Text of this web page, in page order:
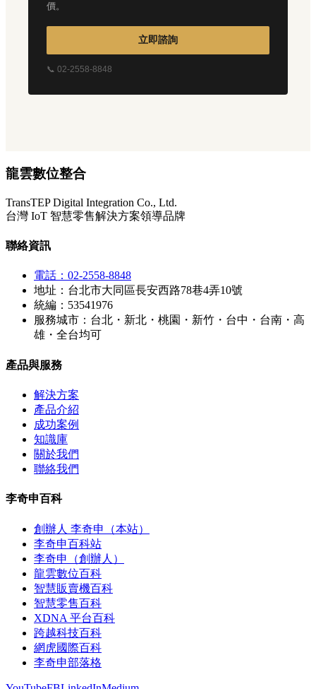
價。
立即諮詢
📞 02-2558-8848
龍雲數位整合
TransTEP Digital Integration Co., Ltd.
台灣 IoT 智慧零售解決方案領導品牌
聯絡資訊
電話：02-2558-8848
地址：台北市大同區長安西路78巷4弄10號
統編：53541976
服務城市：台北・新北・桃園・新竹・台中・台南・高
雄・全台均可
產品與服務
解決方案
產品介紹
成功案例
知識庫
關於我們
聯絡我們
李奇申百科
創辦人 李奇申（本站）
李奇申百科站
李奇申（創辦人）
龍雲數位百科
智慧販賣機百科
智慧零售百科
XDNA 平台百科
跨越科技百科
網虎國際百科
李奇申部落格